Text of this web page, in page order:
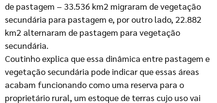
de pastagem – 33.536 km2 migraram de vegetação
secundária para pastagem e, por outro lado, 22.882
km2 alternaram de pastagem para vegetação
secundária.
Coutinho explica que essa dinâmica entre pastagem e
vegetação secundária pode indicar que essas áreas
acabam funcionando como uma reserva para o
proprietário rural, um estoque de terras cujo uso vai